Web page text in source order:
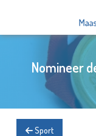
Nomineer
Sport